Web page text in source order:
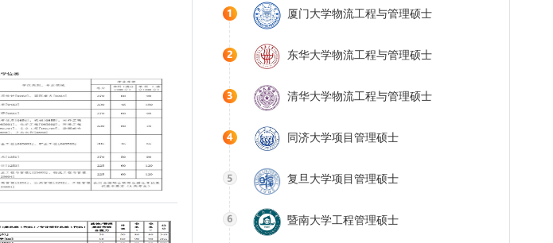
厦门大学物流工程与管理硕士
东华大学物流工程与管理硕士
清华大学物流工程与管理硕士
同济大学项目管理硕士
复旦大学项目管理硕士
暨南大学工程管理硕士